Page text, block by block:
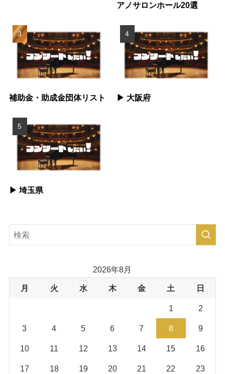
アノサロンホール20選
補助金・助成金団体リスト ▶︎ 大阪府
▶︎ 埼玉県
2026年8月
月 火 水 木 金 土 日
1 2
3 4 5 6 7 8 9
10 11 12 13 14 15 16
17 18 19 20 21 22 23